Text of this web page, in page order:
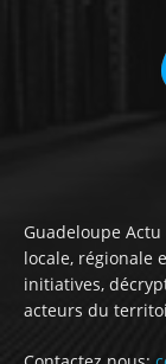
Guadeloupe
locale, régionale
initiatives,
acteurs du